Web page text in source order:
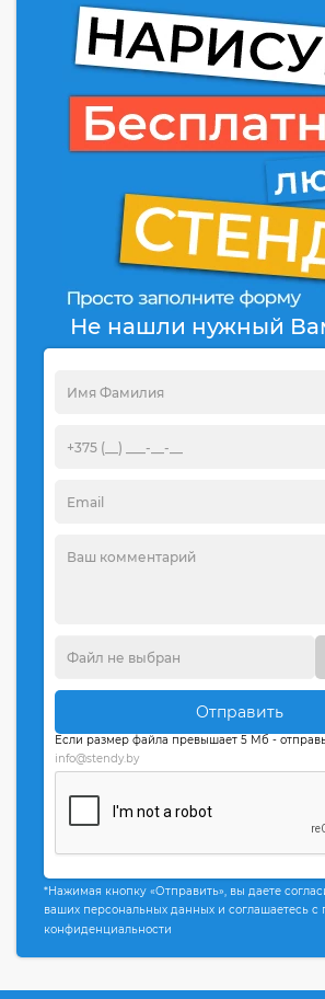
Не нашли нужный
Отправить
Если размер файла превышает 5 Мб -
info@stendy.by
*Нажимая кнопку «Отправить», вы даете
ваших персональных данных и соглашаетесь с
конфиденциальности